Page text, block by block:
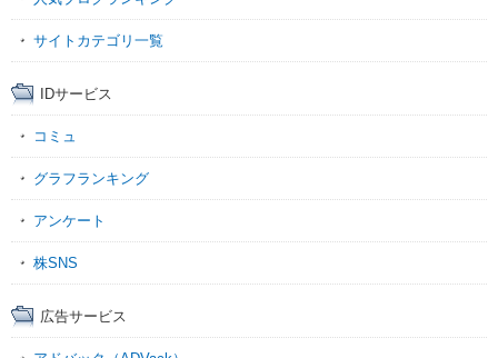
サイトカテゴリ一覧
IDサービス
コミュ
グラフランキング
アンケート
株SNS
広告サービス